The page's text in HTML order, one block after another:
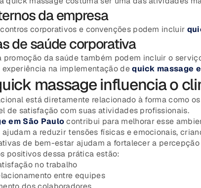
da empresa
corporativos e convenções podem incluir
de saúde corporativa
promoção da saúde também podem incluir o
experiência na implementação dequick massage
massage influencia o
está diretamente relacionado à forma como
de satisfação com suas atividades profissionais.
em São Paulocontribui para melhorar esse
ajudam a reduzir tensões físicas e emocionais,
de bem-estar ajudam a fortalecer a
positivos dessa prática estão:
no trabalho
entre equipes